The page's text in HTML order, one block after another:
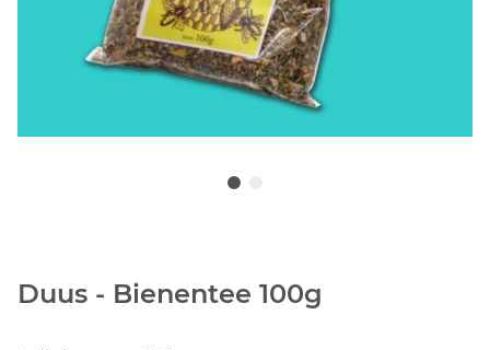
Duus - Bienentee 100g